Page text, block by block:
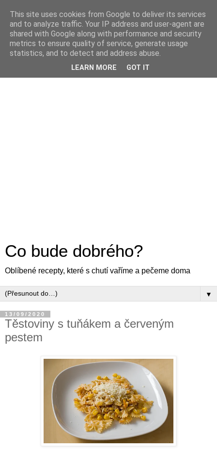
Co bude dobrého?
Oblíbené recepty, které s chutí vaříme a pečeme doma
▼
13/09/2020
Těstoviny s tuňákem a červeným
pestem
This site uses cookies from Google to deliver its services
and to analyze traffic. Your IP address and user-agent are
shared with Google along with performance and security
metrics to ensure quality of service, generate usage
statistics, and to detect and address abuse.
LEARN MORE GOT IT